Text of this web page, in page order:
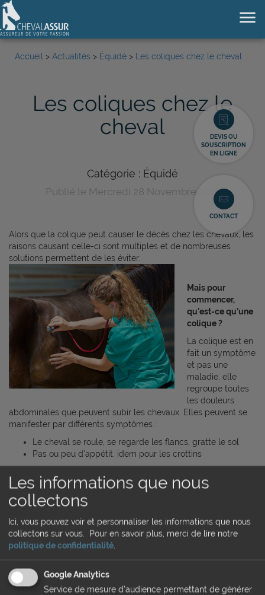
menu
DEVIS OU
SOUSCRIPTION
EN LIGNE
CONTACT
Accueil > Actualités > Équidé > Les coliques chez le cheval
Les coliques chez le
cheval
Catégorie : Équidé
Publié le Mercredi 28 Novembre 2018
Alors que la colique peut causer le décès chez les chevaux, les
raisons causant celle-ci sont multiples et de nombreuses
solutions permettent de les éviter.
Mais pour
commencer,
qu’est-ce qu’une
colique ?
La colique est en
fait un symptôme
et pas une
maladie, elle
regroupe toutes
les douleurs
abdominales que peuvent subir les chevaux. Elles peuvent se
manifester par différents symptômes :
Le cheval se roule, se regarde les flancs, gratte le sol
Pas ou peu d’appétit, idem pour les crottins
A quoi peuvent-elles être dues ?
Trois principales origines :
Un dysfonctionnement intestinal
Une inflammation ou un ulcère
Quelles bonnes conduites ou astuces pour les éviter ?
Les informations que nous
collectons
Ici, vous pouvez voir et personnaliser les informations que nous
collectons sur vous.
Pour en savoir plus, merci de lire notre
politique de confidentialité
Google Analytics
Service de mesure d'audience permettant de générer